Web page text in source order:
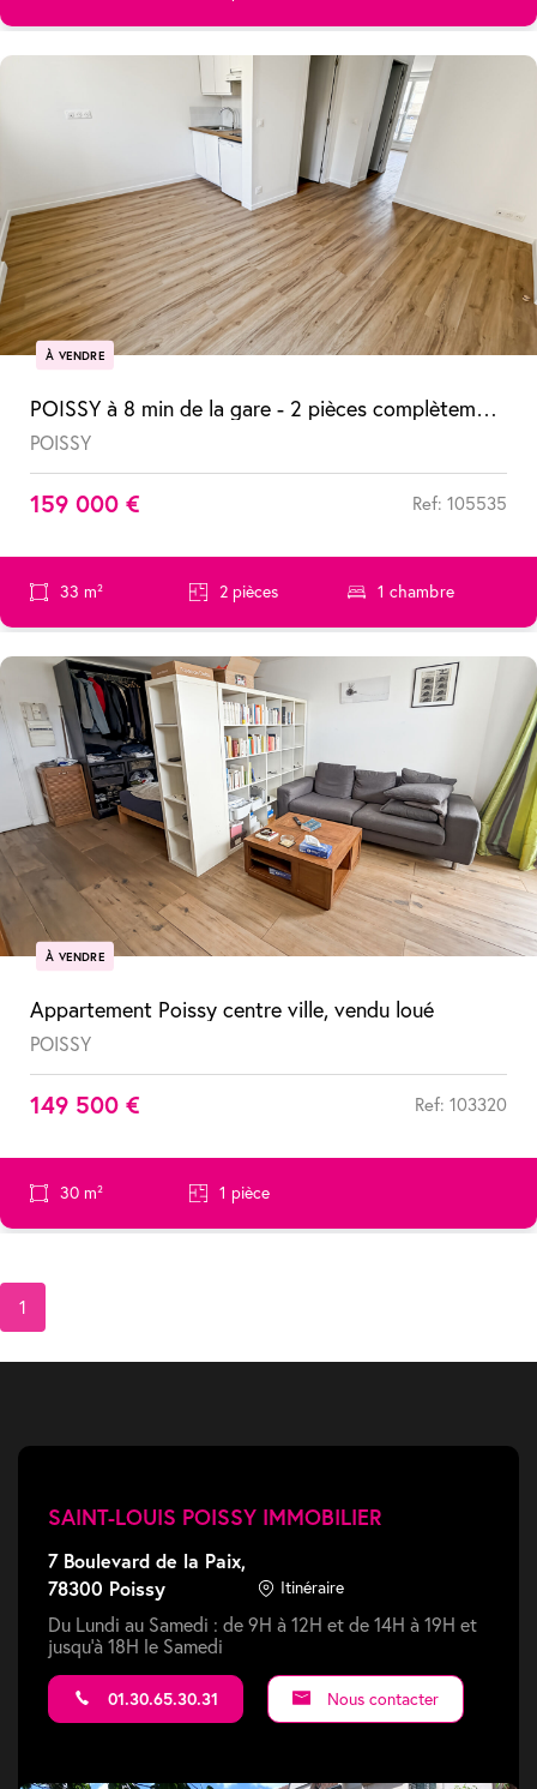
À VENDRE
POISSY à 8 min de la gare - 2 pièces complètement refait à neuf
POISSY
159 000 € Ref: 105535
33 m² 2 pièces 1 chambre
À VENDRE
Appartement Poissy centre ville, vendu loué
POISSY
149 500 € Ref: 103320
30 m² 1 pièce
1
SAINT-LOUIS POISSY IMMOBILIER
7 Boulevard de la Paix,
78300 Poissy
Itinéraire
Du Lundi au Samedi : de 9H à 12H et de 14H à 19H et
jusqu'à 18H le Samedi
01.30.65.30.31 Nous contacter